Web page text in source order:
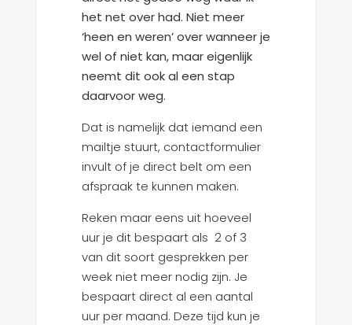
het net over had. Niet meer
‘heen en weren’ over wanneer je
wel of niet kan, maar eigenlijk
neemt dit ook al een stap
daarvoor weg.
Dat is namelijk dat iemand een
mailtje stuurt, contactformulier
invult of je direct belt om een
afspraak te kunnen maken.
Reken maar eens uit hoeveel
uur je dit bespaart als 2 of 3
van dit soort gesprekken per
week niet meer nodig zijn. Je
bespaart direct al een aantal
uur per maand. Deze tijd kun je